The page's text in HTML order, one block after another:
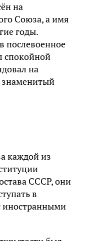
на
Союза, а имя
годы.
послевоенное
спокойной
на
знаменитый
каждой из
СССР, они
в
иностранными